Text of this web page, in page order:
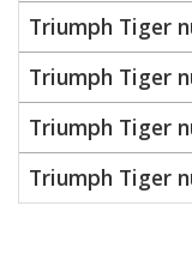
Triumph Tiger
Triumph Tiger
Triumph Tiger
Triumph Tiger